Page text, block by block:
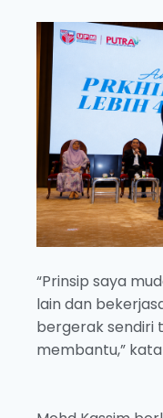
“Prinsip saya
lain dan
bergerak sendiri
membantu,”